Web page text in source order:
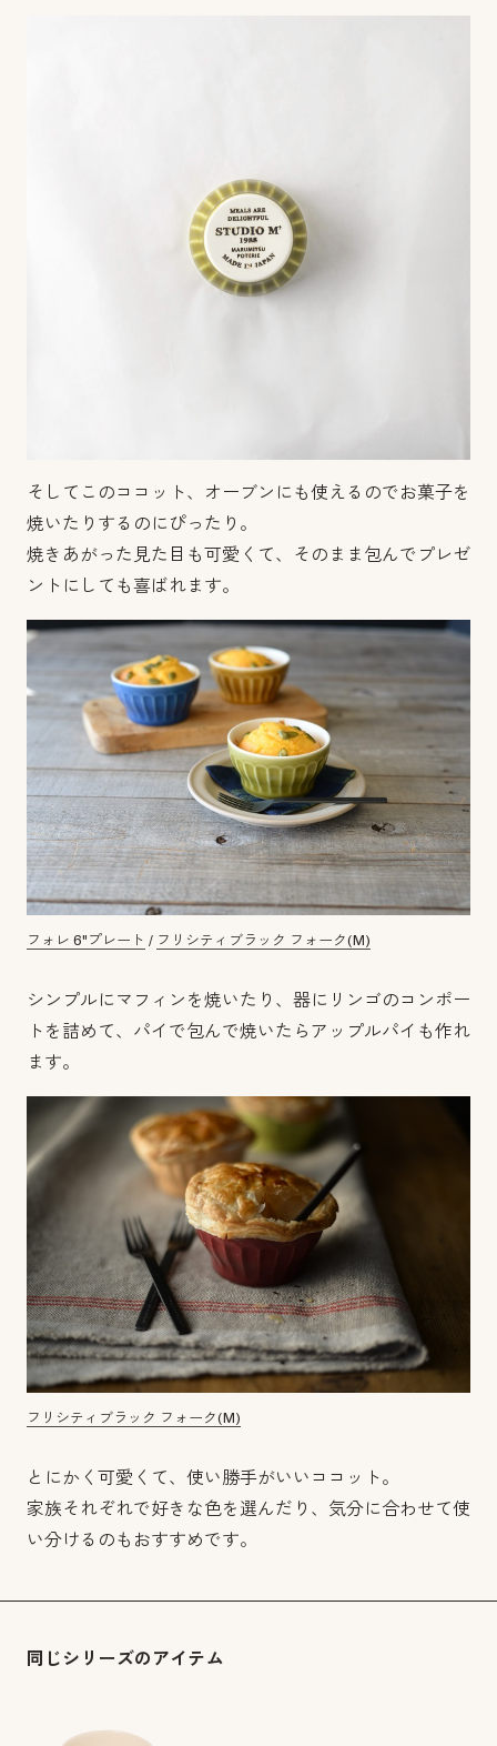
そしてこのココット、オーブンにも使えるのでお菓子を
焼いたりするのにぴったり。
焼きあがった見た目も可愛くて、そのまま包んでプレゼ
ントにしても喜ばれます。
フォレ 6"プレート / フリシティブラック フォーク(M)
シンプルにマフィンを焼いたり、器にリンゴのコンポー
トを詰めて、パイで包んで焼いたらアップルパイも作れ
ます。
フリシティブラック フォーク(M)
とにかく可愛くて、使い勝手がいいココット。
家族それぞれで好きな色を選んだり、気分に合わせて使
い分けるのもおすすめです。
同じシリーズのアイテム